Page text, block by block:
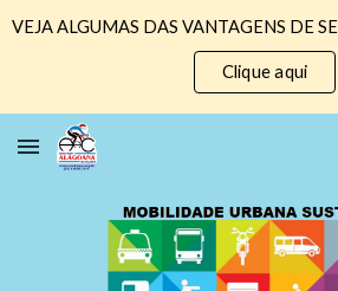
VEJA ALGUMAS DAS VANTAGENS DE
Clique aqui